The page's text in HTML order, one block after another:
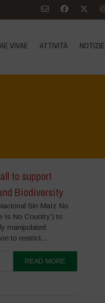
VIVAE ATTIVITÀ NOTIZIE
to support
Biodiversity
Sin Maíz No
Is No Country’) to
manipulated
to restrict...
READ MORE